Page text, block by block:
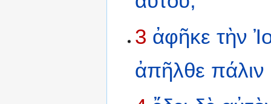
3 ἀφῆκε τὴν
ἀπῆλθε πάλιν